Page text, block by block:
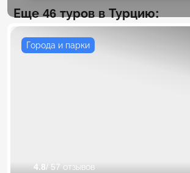
Еще 46 туров в Турцию:
Города и парки
4.8/ 57 отзывов